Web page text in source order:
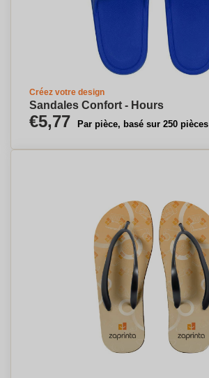
Créez votre design
Sandales Confort - Hours
€5,77 Par pièce, basé sur 250 pièces